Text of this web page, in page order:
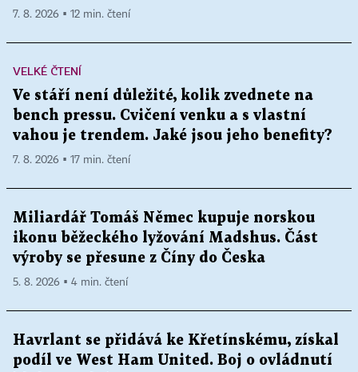
7. 8. 2026 ▪ 12 min. čtení
VELKÉ ČTENÍ
Ve stáří není důležité, kolik zvednete na
bench pressu. Cvičení venku a s vlastní
vahou je trendem. Jaké jsou jeho benefity?
7. 8. 2026 ▪ 17 min. čtení
Miliardář Tomáš Němec kupuje norskou
ikonu běžeckého lyžování Madshus. Část
výroby se přesune z Číny do Česka
5. 8. 2026 ▪ 4 min. čtení
Havrlant se přidává ke Křetínskému, získal
podíl ve West Ham United. Boj o ovládnutí